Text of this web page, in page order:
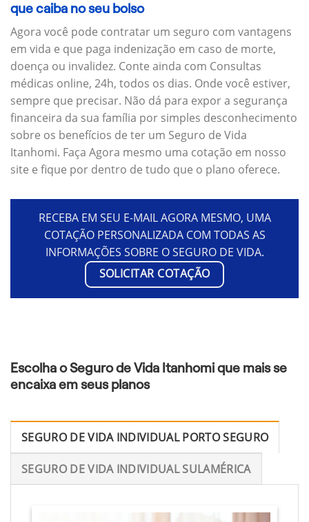
que caiba no seu bolso
Agora você pode contratar um seguro com vantagens
em vida e que paga indenização em caso de morte,
doença ou invalidez. Conte ainda com Consultas
médicas online, 24h, todos os dias. Onde você estiver,
sempre que precisar. Não dá para expor a segurança
financeira da sua família por simples desconhecimento
sobre os benefícios de ter um Seguro de Vida
Itanhomi. Faça Agora mesmo uma cotação em nosso
site e fique por dentro de tudo que o plano oferece.
RECEBA EM SEU E-MAIL AGORA MESMO, UMA
COTAÇÃO PERSONALIZADA COM TODAS AS
INFORMAÇÕES SOBRE O SEGURO DE VIDA.
SOLICITAR COTAÇÃO
Escolha o Seguro de Vida Itanhomi que mais se
encaixa em seus planos
SEGURO DE VIDA INDIVIDUAL PORTO SEGURO
SEGURO DE VIDA INDIVIDUAL SULAMÉRICA